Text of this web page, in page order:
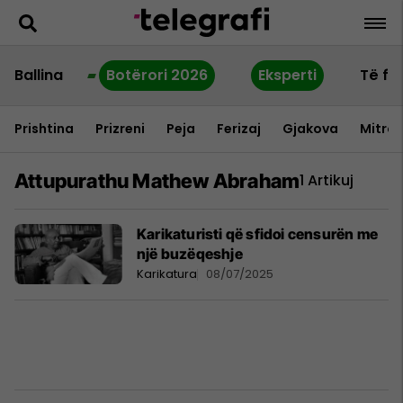
Ballina Botërori 2026 Eksperti Të
Prishtina Prizreni Peja Ferizaj Gjakova
Attupurathu Mathew Abraham1 Artikuj
Karikaturisti që sfidoi censurën me
një buzëqeshje
Karikatura 08/07/2025